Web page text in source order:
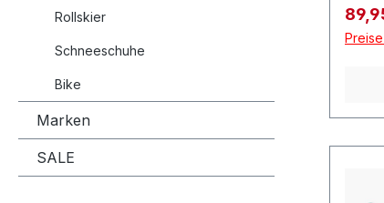
Rollskier
Schneeschuhe
Bike
Marken
SALE